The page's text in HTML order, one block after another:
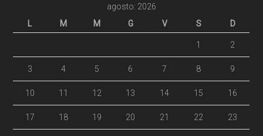
agosto: 2026
L
M M G V S D
1 2
3 4 5 6 7 8 9
10 11 12 13 14 15 16
17 18 19 20 21 22 23